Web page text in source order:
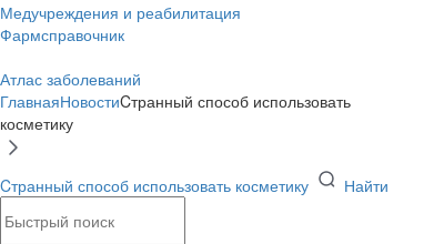
Медучреждения и реабилитация
Фармсправочник
Атлас заболеваний
ГлавнаяНовостиCтранный способ использовать
косметику
Cтранный способ использовать косметику Найти